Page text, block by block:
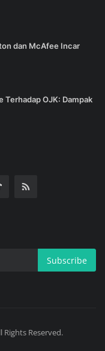
dan McAfee Incar
Terhadap OJK: Dampak
Subscribe
Reserved.